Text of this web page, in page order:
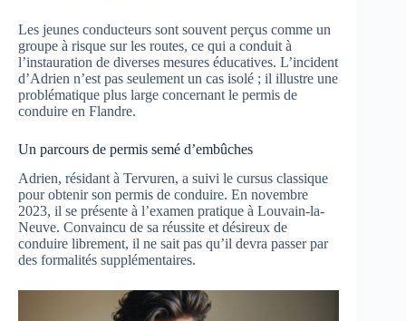
Les jeunes conducteurs sont souvent perçus comme un
groupe à risque sur les routes, ce qui a conduit à
l’instauration de diverses mesures éducatives. L’incident
d’Adrien n’est pas seulement un cas isolé ; il illustre une
problématique plus large concernant le permis de
conduire en Flandre.
Un parcours de permis semé d’embûches
Adrien, résidant à Tervuren, a suivi le cursus classique
pour obtenir son permis de conduire. En novembre
2023, il se présente à l’examen pratique à Louvain-la-
Neuve. Convaincu de sa réussite et désireux de
conduire librement, il ne sait pas qu’il devra passer par
des formalités supplémentaires.